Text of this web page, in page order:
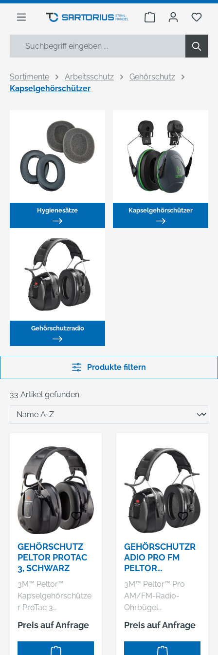
springen
Warenkorb Du
Sortimente Arbeitsschutz
Gehörschutz
Kapselgehörschützer
Hygienesätze Kapselgehörschützer
Gehörschutzradio
Produkte filtern
33 Artikel gefunden
GEHÖRSCHUTZ
PELTOR PROTAC
3, SCHWARZ
3M™ Peltor™
Kapselgehörschütze
r ProTac 3
Eigenschaften: •
Aktiver Gehörschutz
für gehobene
Preis auf Anfrage
GEHÖRSCHUTZR
ADIO PRO FM
PELTOR
WORKTUNES
3M™ Peltor™ Pro
AM/FM-Radio-
Ohrbügel
WorkTunes™
Hersteller: 3M
Deutschland GmbH,
Preis auf Anfrage